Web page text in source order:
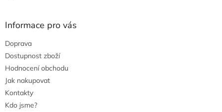
Informace pro vás
Doprava
Dostupnost zboží
Hodnocení obchodu
Jak nakupovat
Kontakty
Kdo jsme?